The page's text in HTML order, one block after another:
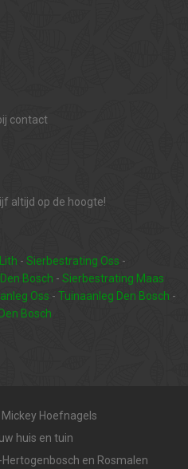
contact
altijd op de hoogte!
- Sierbestrating Oss -
Bosch - Sierbestrating Maas
Oss - Tuinaanleg Den Bosch -
Bosch
Hoefnagels
huis en tuin
en Rosmalen